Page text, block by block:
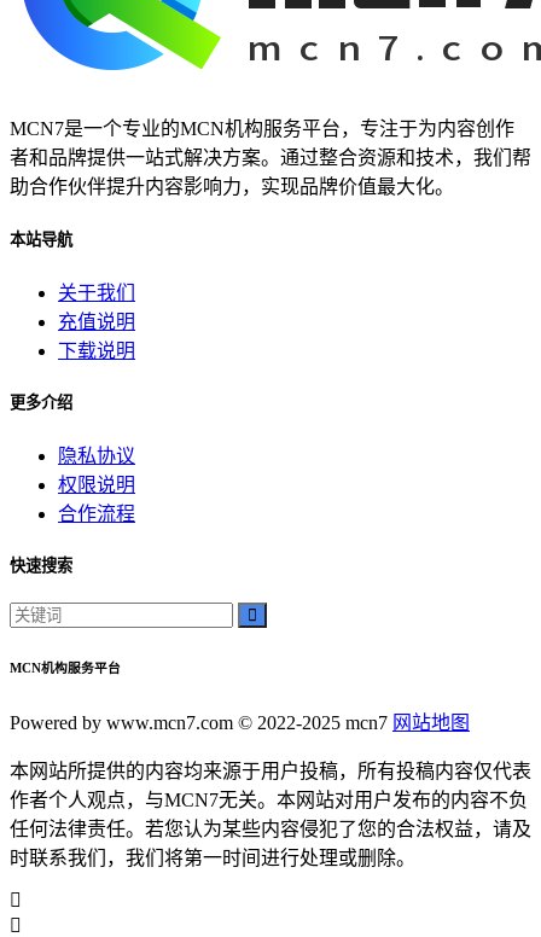
MCN7是一个专业的MCN机构服务平台，专注于为内容创作
者和品牌提供一站式解决方案。通过整合资源和技术，我们帮
助合作伙伴提升内容影响力，实现品牌价值最大化。
本站导航
关于我们
充值说明
下载说明
更多介绍
隐私协议
权限说明
合作流程
快速搜索
MCN机构服务平台
Powered by www.mcn7.com © 2022-2025 mcn7 网站地图
本网站所提供的内容均来源于用户投稿，所有投稿内容仅代表
作者个人观点，与MCN7无关。本网站对用户发布的内容不负
任何法律责任。若您认为某些内容侵犯了您的合法权益，请及
时联系我们，我们将第一时间进行处理或删除。